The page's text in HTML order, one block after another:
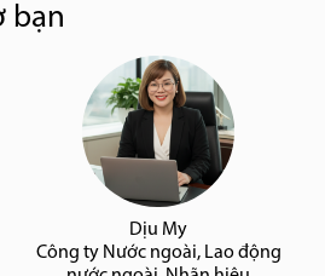
bạn
Dịu My
Công ty Nước ngoài, Lao động